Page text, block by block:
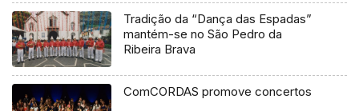
Tradição da “Dança das Espadas”
mantém-se no São Pedro da
Ribeira Brava
ComCORDAS promove concertos